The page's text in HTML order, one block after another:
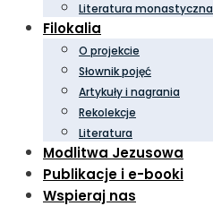
Literatura monastyczna
Filokalia
O projekcie
Słownik pojęć
Artykuły i nagrania
Rekolekcje
Literatura
Modlitwa Jezusowa
Publikacje i e-booki
Wspieraj nas